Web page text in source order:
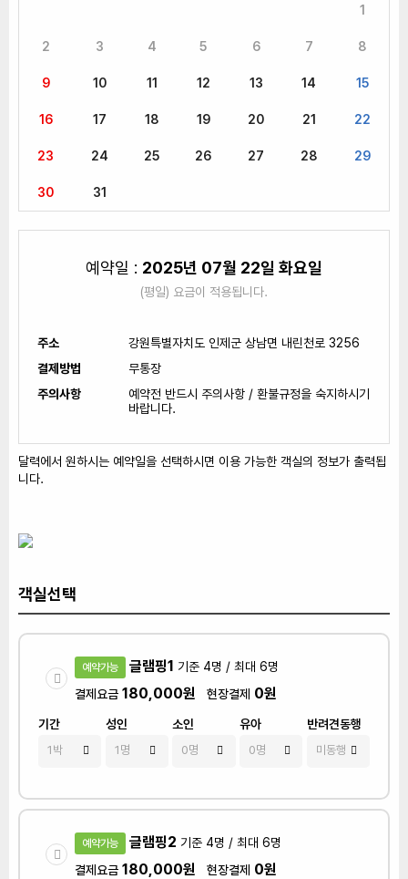
1
2 3 4 5 6 7 8
9 10 11 12 13 14 15
16 17 18 19 20 21 22
23 24 25 26 27 28 29
30 31
예약일 : 2025년 07월 22일 화요일
(평일) 요금이 적용됩니다.
주소
강원특별자치도 인제군 상남면 내린천로 3256
결제방법
무통장
주의사항
예약전 반드시 주의사항 / 환불규정을 숙지하시기
바랍니다.
달력에서 원하시는 예약일을 선택하시면 이용 가능한 객실의 정보가 출력됩
니다.
객실선택
예약가능 글램핑1 기준 4명 / 최대 6명
결제요금 180,000원 현장결제 0원
기간 성인 소인 유아 반려견동행
예약가능 글램핑2 기준 4명 / 최대 6명
결제요금 180,000원 현장결제 0원